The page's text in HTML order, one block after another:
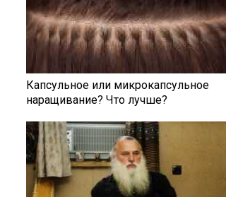
Капсульное или микрокапсульное
наращивание? Что лучше?